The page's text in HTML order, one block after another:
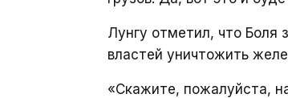
Лунгу отметил, что Боля
властей уничтожить
«Скажите, пожалуйста,